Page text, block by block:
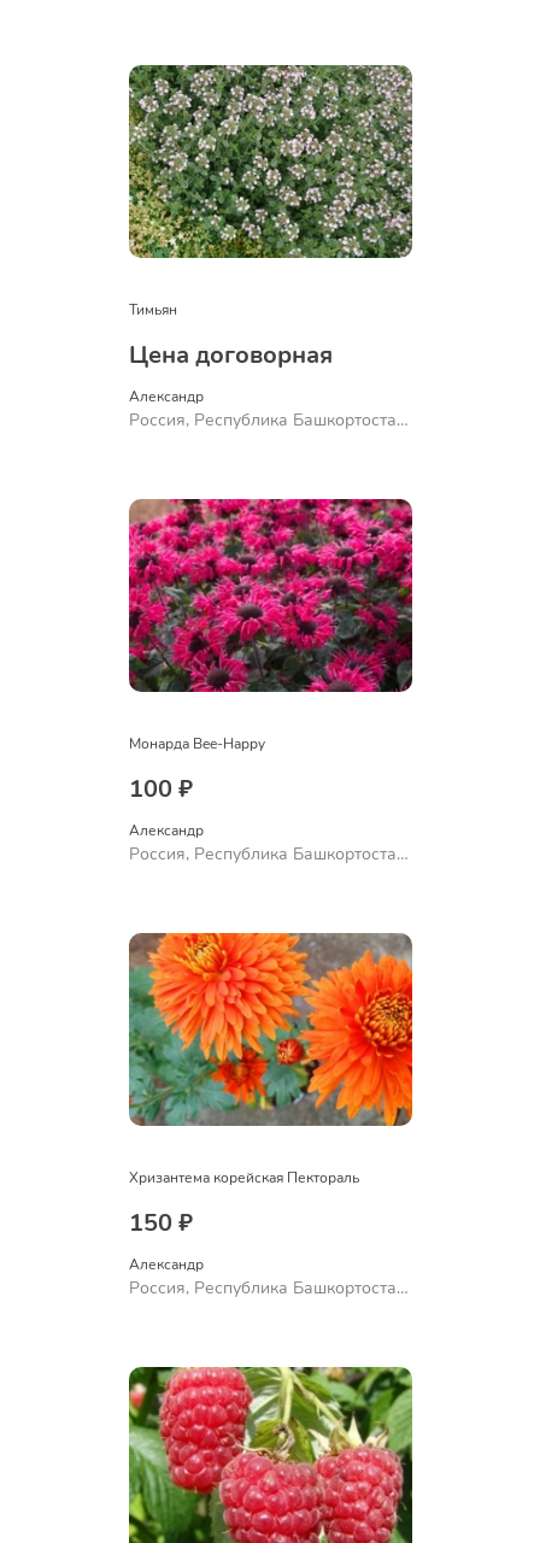
Тимьян
Цена договорная
Александр
Россия, Республика Башкортостан,
Монарда Bee-Happy
100 ₽
Александр
Россия, Республика Башкортостан,
Хризантема корейская Пектораль
150 ₽
Александр
Россия, Республика Башкортостан,